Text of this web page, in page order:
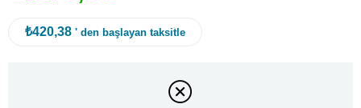
₺420,38 ' den başlayan taksitle